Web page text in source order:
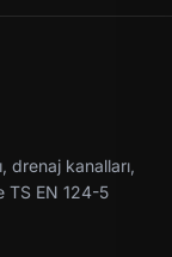
drenaj kanalları,
TS EN 124-5